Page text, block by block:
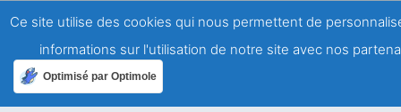
A propos
Qui sommes-nous ?
Mentions légales
Ce site utilise des cookies qui nous permettent de
informations sur l'utilisation de notre site avec nos
Optimisé par Optimole